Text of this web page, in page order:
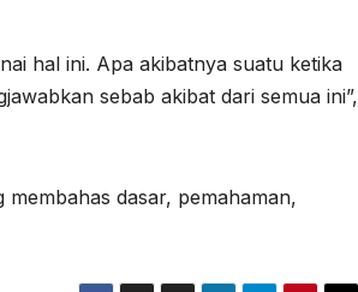
hal ini. Apa akibatnya suatu ketika
sebab akibat dari semua ini”,
dasar, pemahaman,